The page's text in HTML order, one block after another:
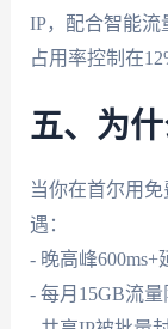
IP，配合智能流
占用率控制在
五、为什
当你在首尔用
遇：
- 晚高峰
- 每月15GB流